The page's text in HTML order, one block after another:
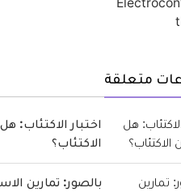
متعلقة
اختبار الاكتئاب:
الاكتئاب؟
بالصور: تمارين